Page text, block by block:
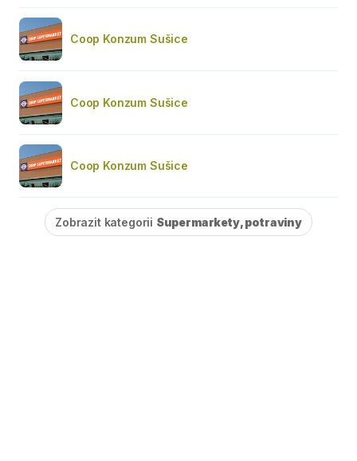
Coop Konzum Sušice
Coop Konzum Sušice
Coop Konzum Sušice
Zobrazit kategorii Supermarkety, potraviny